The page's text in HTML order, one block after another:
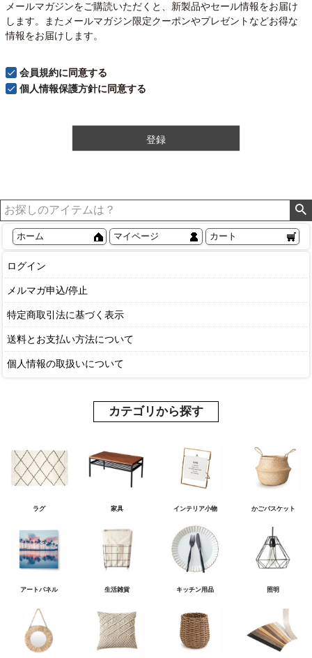
須
)
メールマガジンをご購読いただくと、新製品やセール情報をお届け
します。またメールマガジン限定クーポンやプレゼントなどお得な
情報をお届けします。
会員規約に同意する
個人情報保護方針に同意する
登録
ホーム マイページ カート
ログイン
メルマガ申込/停止
特定商取引法に基づく表示
送料とお支払い方法について
個人情報の取扱いについて
カテゴリから探す
ラグ 家具 インテリア小物 かごバスケット
アートパネル 生活雑貨 キッチン用品 照明